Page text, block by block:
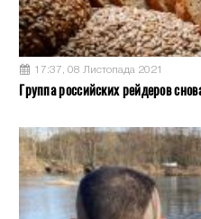
17:37, 08 Листопада 2021
Группа российских рейдеров